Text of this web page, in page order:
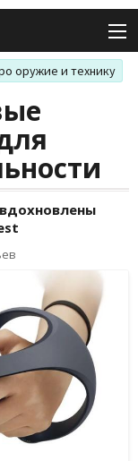
оружие и технику